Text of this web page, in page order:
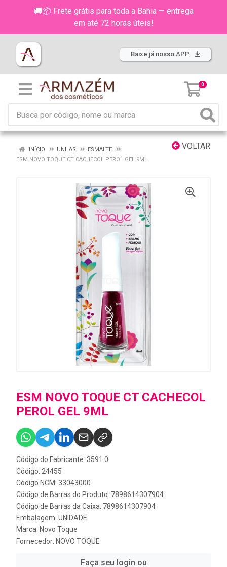
🚚📦 Frete grátis para toda a Bahia — entrega
em até 72 horas úteis!
Baixe já nosso APP
0
VOLTAR
INÍCIO UNHAS
ESMALTE
ESM NOVO TOQUE CT CACHECOL PEROL GEL 9ML
ESM NOVO TOQUE CT CACHECOL
PEROL GEL 9ML
Código do Fabricante: 3591.0
Código: 24455
Código NCM: 33043000
Código de Barras do Produto: 7898614307904
Código de Barras da Caixa: 7898614307904
Embalagem: UNIDADE
Marca: Novo Toque
Fornecedor: NOVO TOQUE
Faça seu login ou